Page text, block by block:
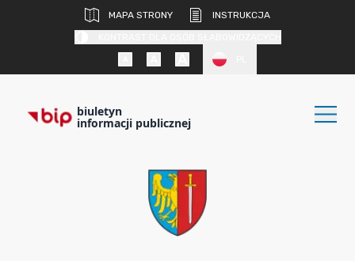
MAPA STRONY
INSTRUKCJA
biuletyn
informacji publicznej